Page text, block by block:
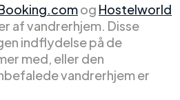
og Hostelworld
af vandrerhjem. Disse
indflydelse på de
med, eller den
vandrerhjem er